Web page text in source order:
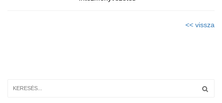
<< vissza